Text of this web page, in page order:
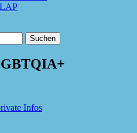
Infos